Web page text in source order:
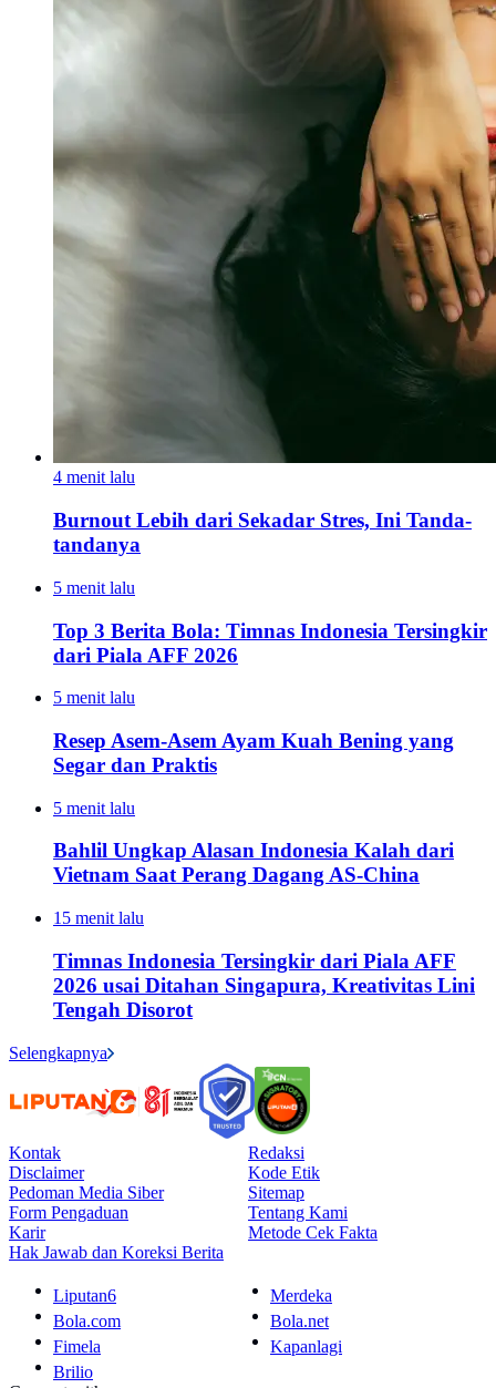
4 menit lalu
Burnout Lebih dari Sekadar Stres, Ini Tanda-
tandanya
5 menit lalu
Top 3 Berita Bola: Timnas Indonesia Tersingkir
dari Piala AFF 2026
5 menit lalu
Resep Asem-Asem Ayam Kuah Bening yang
Segar dan Praktis
5 menit lalu
Bahlil Ungkap Alasan Indonesia Kalah dari
Vietnam Saat Perang Dagang AS-China
15 menit lalu
Timnas Indonesia Tersingkir dari Piala AFF
2026 usai Ditahan Singapura, Kreativitas Lini
Tengah Disorot
Selengkapnya
Kontak
Redaksi
Disclaimer
Kode Etik
Pedoman Media Siber
Sitemap
Form Pengaduan
Tentang Kami
Karir
Metode Cek Fakta
Hak Jawab dan Koreksi Berita
Liputan6
Merdeka
Bola.com
Bola.net
Fimela
Kapanlagi
Brilio